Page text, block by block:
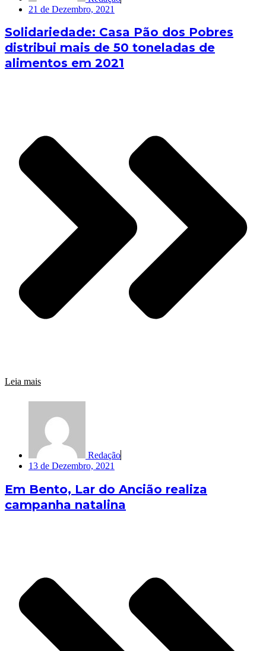
21 de Dezembro, 2021
Solidariedade: Casa Pão dos Pobres
distribui mais de 50 toneladas de
alimentos em 2021
Leia mais
Redação
13 de Dezembro, 2021
Em Bento, Lar do Ancião realiza
campanha natalina